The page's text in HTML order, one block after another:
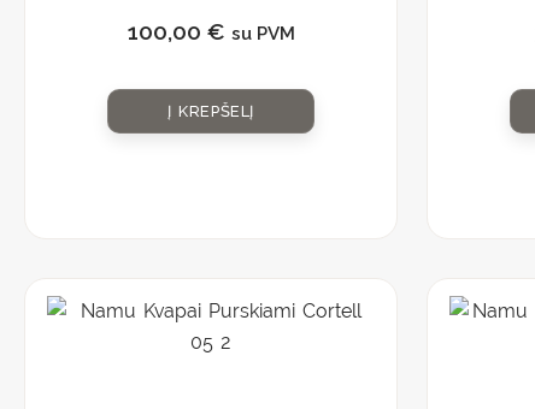
Yuan”
100,00 € su PVM
Į KREPŠELĮ